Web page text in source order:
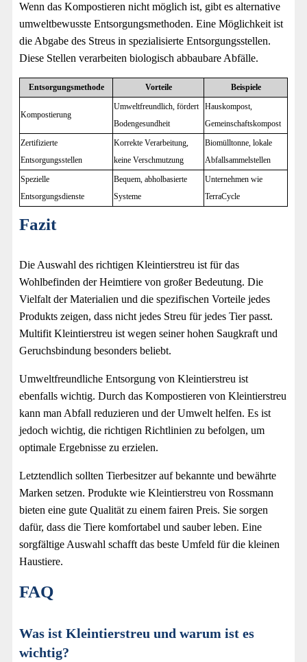
Wenn das Kompostieren nicht möglich ist, gibt es alternative
umweltbewusste Entsorgungsmethoden. Eine Möglichkeit ist
die Abgabe des Streus in spezialisierte Entsorgungsstellen.
Diese Stellen verarbeiten biologisch abbaubare Abfälle.
Entsorgungsmethode Vorteile Beispiele
Kompostierung
Umweltfreundlich, fördert
Bodengesundheit
Hauskompost,
Gemeinschaftskompost
Zertifizierte
Entsorgungsstellen
Korrekte Verarbeitung,
keine Verschmutzung
Biomülltonne, lokale
Abfallsammelstellen
Spezielle
Entsorgungsdienste
Bequem, abholbasierte
Systeme
Unternehmen wie
TerraCycle
Fazit
Die Auswahl des richtigen Kleintierstreu ist für das
Wohlbefinden der Heimtiere von großer Bedeutung. Die
Vielfalt der Materialien und die spezifischen Vorteile jedes
Produkts zeigen, dass nicht jedes Streu für jedes Tier passt.
Multifit Kleintierstreu ist wegen seiner hohen Saugkraft und
Geruchsbindung besonders beliebt.
Umweltfreundliche Entsorgung von Kleintierstreu ist
ebenfalls wichtig. Durch das Kompostieren von Kleintierstreu
kann man Abfall reduzieren und der Umwelt helfen. Es ist
jedoch wichtig, die richtigen Richtlinien zu befolgen, um
optimale Ergebnisse zu erzielen.
Letztendlich sollten Tierbesitzer auf bekannte und bewährte
Marken setzen. Produkte wie Kleintierstreu von Rossmann
bieten eine gute Qualität zu einem fairen Preis. Sie sorgen
dafür, dass die Tiere komfortabel und sauber leben. Eine
sorgfältige Auswahl schafft das beste Umfeld für die kleinen
Haustiere.
FAQ
Was ist Kleintierstreu und warum ist es
wichtig?